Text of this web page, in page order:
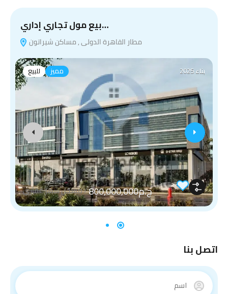
بيع مول تجاري إداري…
مطار القاهرة الدولى , مساكن شيراتون
للبيع مميز بناء 2025
ج.م800,000,000 /مسجل شهر عقاري
اتصل بنا